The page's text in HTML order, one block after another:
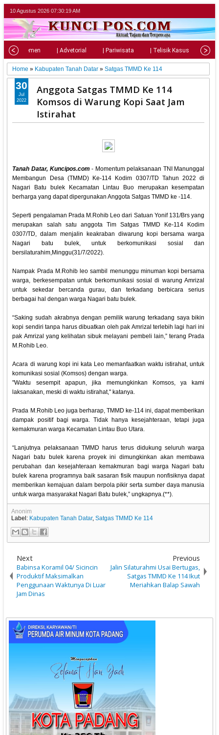
10 Agustus 2026 07:30:20 AM
| Parlemen | Advetorial | Pariwisata | Telisik Kasus |
Home » Kabupaten Tanah Datar »Satgas TMMD Ke 114
Anggota Satgas TMMD Ke 114
Komsos di Warung Kopi Saat Jam
Istirahat
Tanah Datar, Kuncipos.com- Momentum pelaksanaan TNI Manunggal
Membangun Desa (TMMD) Ke-114 Kodim 0307/TD Tahun 2022 di
Nagari Batu bulek Kecamatan Lintau Buo merupakan kesempatan
berharga yang dapat dipergunakan Anggota Satgas TMMD ke -114.
Seperti pengalaman Prada M.Rohib Leo dari Satuan Yonif 131/Brs yang
merupakan salah satu anggota Tim Satgas TMMD Ke-114 Kodim
0307/TD, dalam menjalin keakraban diwarung kopi bersama warga
Nagari batu bulek, untuk berkomunikasi sosial dan
bersilaturahim,Minggu(31/7/2022).
Nampak Prada M.Rohib leo sambil menunggu minuman kopi bersama
warga, berkesempatan untuk berkomunikasi sosial di warung Amrizal
untuk sekedar bercanda gurau, dan terkadang berbicara serius
berbagai hal dengan warga Nagari batu bulek.
“Saking sudah akrabnya dengan pemilik warung terkadang saya bikin
kopi sendiri tanpa harus dibuatkan oleh pak Amrizal terlebih lagi hari ini
pak Amrizal yang kelihatan sibuk melayani pembeli lain,” terang Prada
M.Rohib Leo.
Acara di warung kopi ini kata Leo memanfaatkan waktu istirahat, untuk
komunikasi sosial (Komsos) dengan warga.
"Waktu sesempit apapun, jika memungkinkan Komsos, ya kami
laksanakan, meski di waktu istirahat," katanya.
Prada M.Rohib Leo juga berharap, TMMD ke-114 ini, dapat memberikan
dampak positif bagi warga. Tidak hanya kesejahteraan, tetapi juga
kemakmuran warga Kecamatan Lintau Buo Utara.
“Lanjutnya pelaksanaan TMMD harus terus didukung seluruh warga
Nagari batu bulek karena proyek ini dimungkinkan akan membawa
perubahan dan kesejahteraan kemakmuran bagi warga Nagari batu
bulek karena programnya baik sasaran fisik maupun nonfisiknya dapat
memberikan kemajuan dalam berpola pikir serta sumber daya manusia
untuk warga masyarakat Nagari Batu bulek,” ungkapnya.(**).
30
Jul
2022
Anonim
Label: Kabupaten Tanah Datar,Satgas TMMD Ke 114
Next
Babinsa Koramil 04/ Sicincin
Produktif Maksimalkan
Penggunaan Waktunya Di Luar
Jam Dinas
Previous
Jalin Silaturahmi Usai Bertugas,
Satgas TMMD Ke 114 Ikut
Meriahkan Balap Sawah